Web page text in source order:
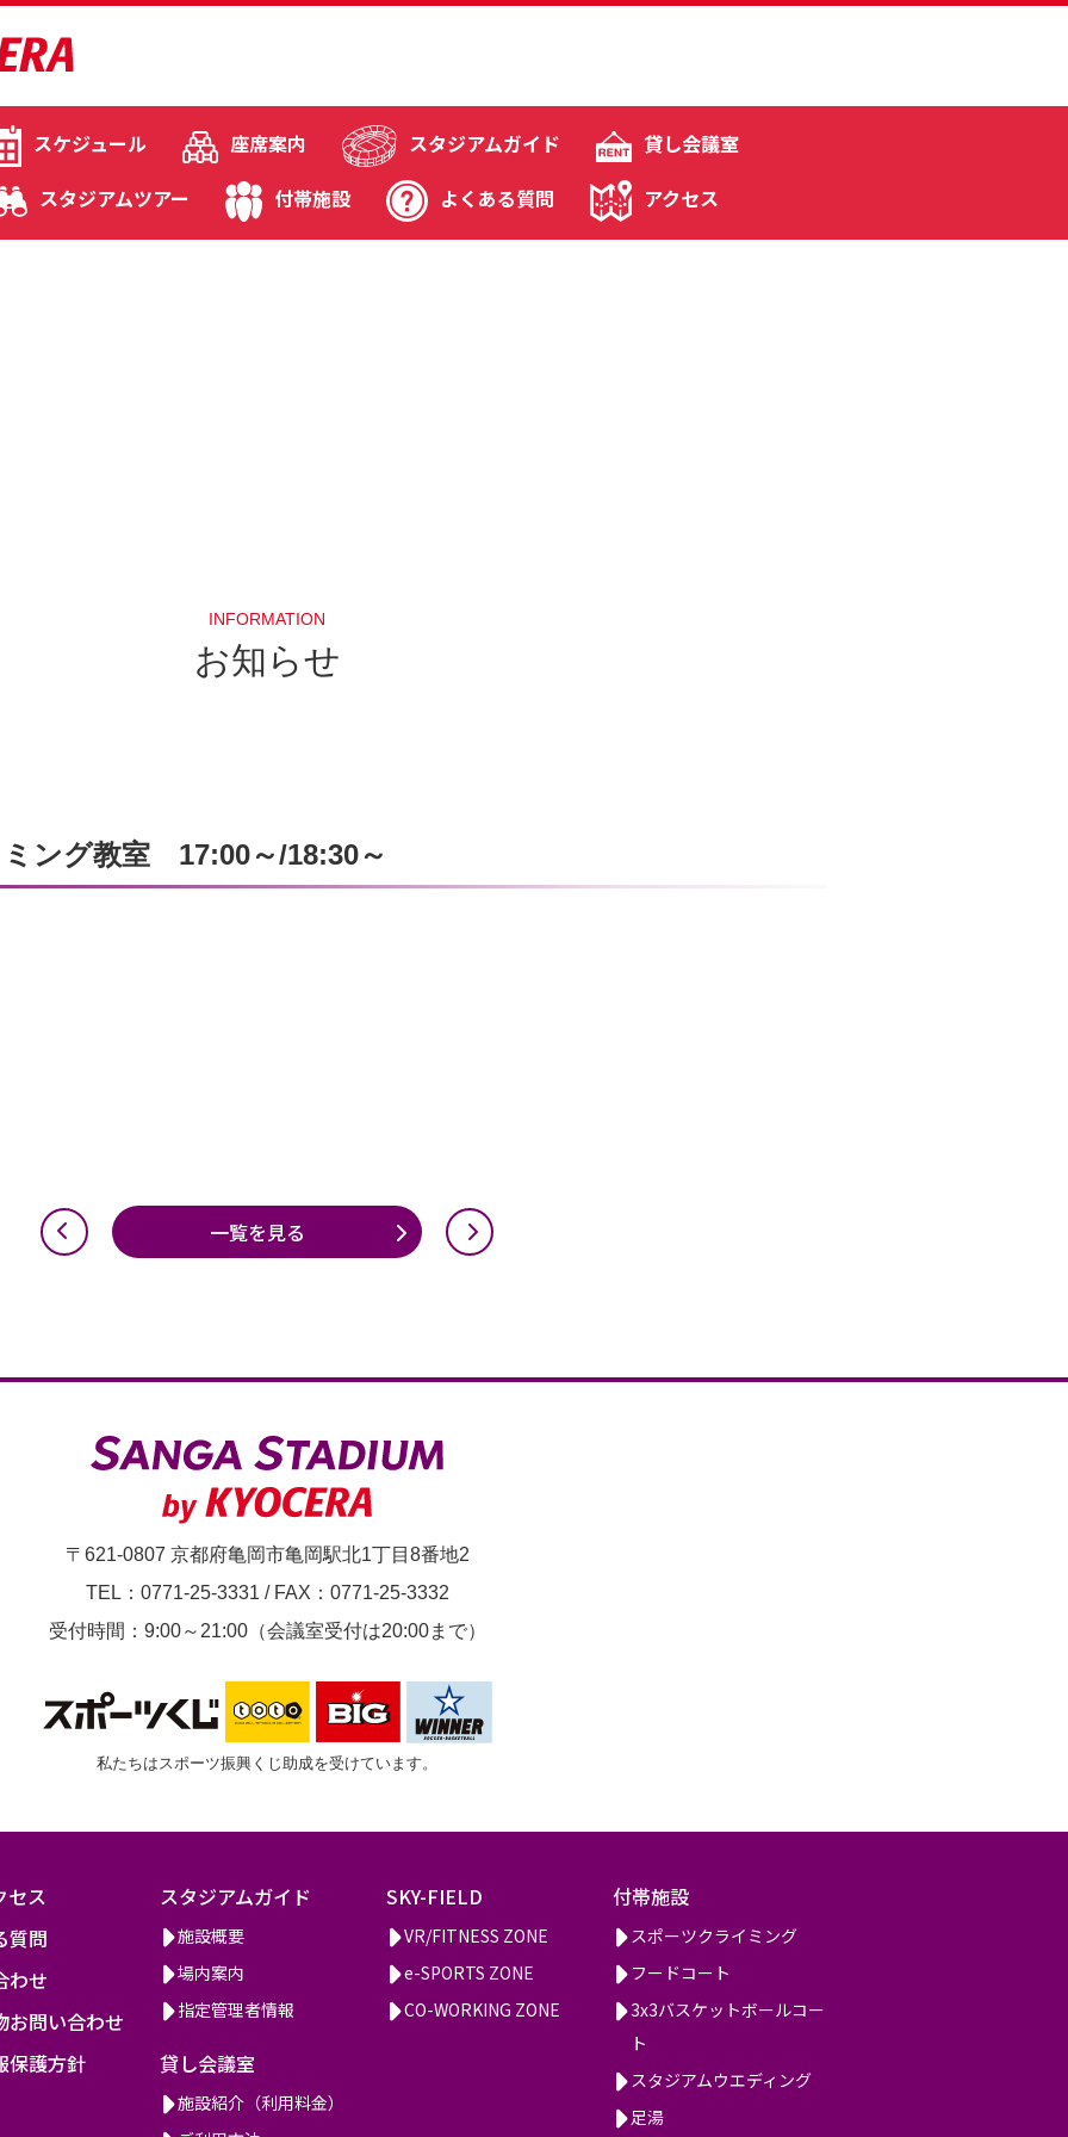
スケジュール 座席案内 スタジアムガイド
貸し会議室
スタジアムツアー 付帯施設 よくある質問 アクセス
INFORMATION
お知らせ
ング教室 17:00～/18:30～
一覧を見る
〒621-0807 京都府亀岡市亀岡駅北1丁目8番地2
TEL：0771-25-3331 / FAX：0771-25-3332
受付時間：9:00～21:00（会議室受付は20:00まで）
私たちはスポーツ振興くじ助成を受けています。
セス
質問
わせ
お問い合わせ
保護方針
スタジアムガイド
施設概要
場内案内
指定管理者情報
貸し会議室
施設紹介（利用料金）
SKY-FIELD
VR/FITNESS ZONE
e-SPORTS ZONE
CO-WORKING ZONE
付帯施設
スポーツクライミング
フードコート
3x3バスケットボールコー
ト
スタジアムウエディング
足湯